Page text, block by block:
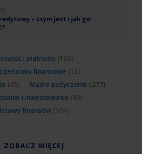
– czym jest i jak go
i płatności (166)
finansowe (12)
(45) Mądre pożyczanie (277)
i inwestowanie (40)
finansów (104)
ZOBACZ WIĘCEJ